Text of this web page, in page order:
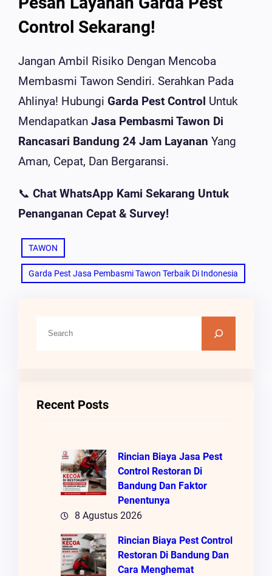
Control Sekarang!
Jangan Ambil Risiko Dengan Mencoba
Membasmi Tawon Sendiri. Serahkan Pada
Ahlinya! Hubungi Garda Pest Control Untuk
Mendapatkan Jasa Pembasmi Tawon Di
Rancasari Bandung 24 Jam Layanan Yang
Aman, Cepat, Dan Bergaransi.
📞 Chat WhatsApp Kami Sekarang Untuk
Penanganan Cepat & Survey!
TAWON
Garda Pest Jasa Pembasmi Tawon Terbaik Di Indonesia
Recent Posts
Rincian Biaya Jasa Pest
Control Restoran Di
Bandung Dan Faktor
Penentunya
8 Agustus 2026
Rincian Biaya Pest Control
Restoran Di Bandung Dan
Cara Menghemat